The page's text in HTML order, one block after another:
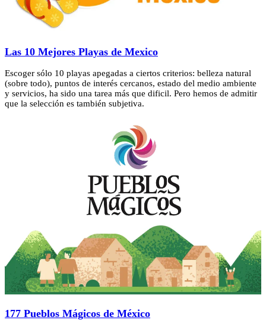
Las 10 Mejores Playas de Mexico
Escoger sólo 10 playas apegadas a ciertos criterios: belleza natural
(sobre todo), puntos de interés cercanos, estado del medio ambiente
y servicios, ha sido una tarea más que dificil. Pero hemos de admitir
que la selección es también subjetiva.
177 Pueblos Mágicos de México